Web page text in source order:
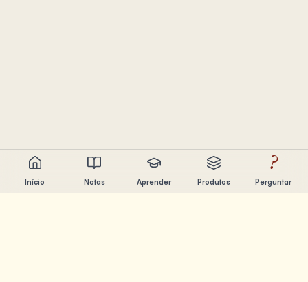
Início Notas Aprender Produtos
?
Perguntar